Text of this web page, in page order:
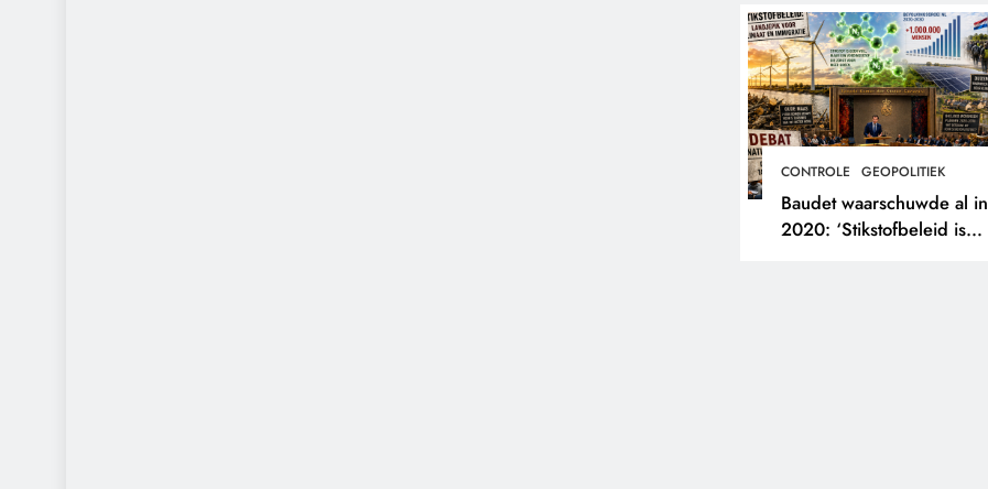
CONTROLE GEOPOLITIEK
Baudet waarschuwde al in
2020: ‘Stikstofbeleid is